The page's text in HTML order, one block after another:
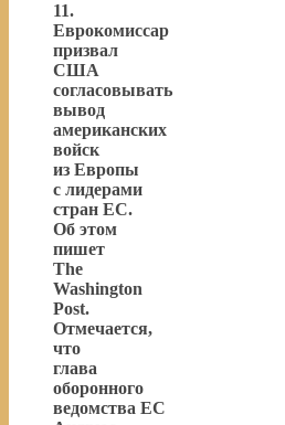
11.
Еврокомиссар
призвал
США
согласовывать
вывод
американских
войск
из Европы
с лидерами
стран ЕС.
Об этом
пишет
The
Washington
Post.
Отмечается,
что
глава
оборонного
ведомства ЕС